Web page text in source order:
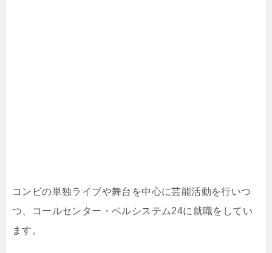
コンビの単独ライブや舞台を中心に芸能活動を行いつ
つ、コールセンター・ベルシステム24に就職をしてい
ます。